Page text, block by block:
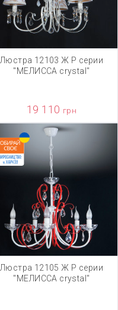
Люстра 12103 Ж Р серии
"МЕЛИССА crystal"
19 110 грн
Люстра 12105 Ж Р серии
"МЕЛИССА crystal"